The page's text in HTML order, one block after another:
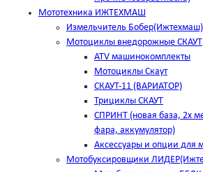
Мототехника ИЖТЕХМАШ
Измельчитель Бобер(Ижтехмаш)
Мотоциклы внедорожные СКАУТ
ATV машинокомплекты
Мотоциклы Скаут
СКАУТ-11 (ВАРИАТОР)
Трициклы СКАУТ
СПРИНТ (новая база, 2х
фара, аккумулятор)
Аксессуары и опции для
Мотобуксировщики